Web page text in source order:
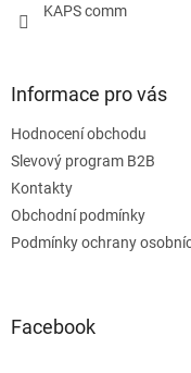
KAPS comm
Informace pro vás
Hodnocení obchodu
Slevový program B2B
Kontakty
Obchodní podmínky
Podmínky ochrany
Facebook